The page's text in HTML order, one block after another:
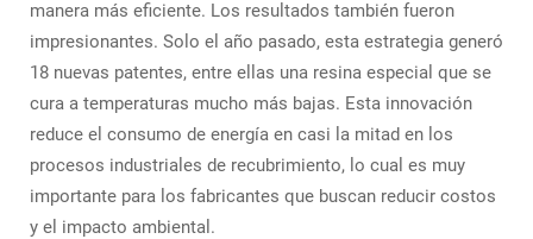
manera más eficiente. Los resultados también fueron
impresionantes. Solo el año pasado, esta estrategia generó
18 nuevas patentes, entre ellas una resina especial que se
cura a temperaturas mucho más bajas. Esta innovación
reduce el consumo de energía en casi la mitad en los
procesos industriales de recubrimiento, lo cual es muy
importante para los fabricantes que buscan reducir costos
y el impacto ambiental.